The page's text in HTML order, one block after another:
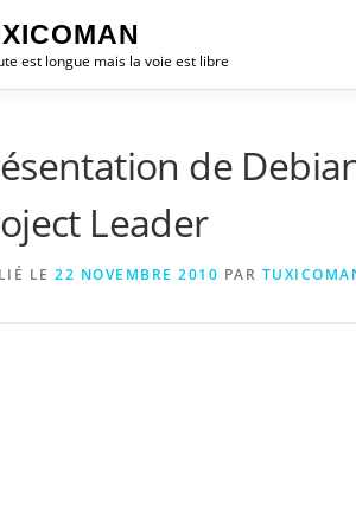
est longue mais la voie est libre
de
Leader
LE 22 NOVEMBRE 2010 PAR